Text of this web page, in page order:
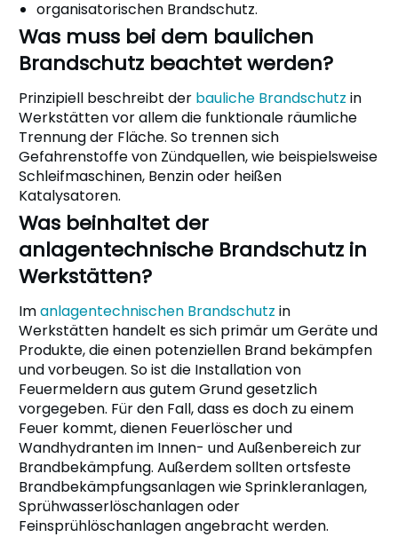
organisatorischen Brandschutz.
Was muss bei dem baulichen
Brandschutz beachtet werden?
Prinzipiell beschreibt der bauliche Brandschutz in
Werkstätten vor allem die funktionale räumliche
Trennung der Fläche. So trennen sich
Gefahrenstoffe von Zündquellen, wie beispielsweise
Schleifmaschinen, Benzin oder heißen
Katalysatoren.
Was beinhaltet der
anlagentechnische Brandschutz in
Werkstätten?
Imanlagentechnischen Brandschutz in
Werkstätten handelt es sich primär um Geräte und
Produkte, die einen potenziellen Brand bekämpfen
und vorbeugen. So ist die Installation von
Feuermeldern aus gutem Grund gesetzlich
vorgegeben. Für den Fall, dass es doch zu einem
Feuer kommt, dienen Feuerlöscher und
Wandhydranten im Innen- und Außenbereich zur
Brandbekämpfung. Außerdem sollten ortsfeste
Brandbekämpfungsanlagen wie Sprinkleranlagen,
Sprühwasserlöschanlagen oder
Feinsprühlöschanlagen angebracht werden.